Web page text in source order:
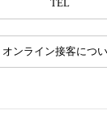
TEL
オンライン接客につ